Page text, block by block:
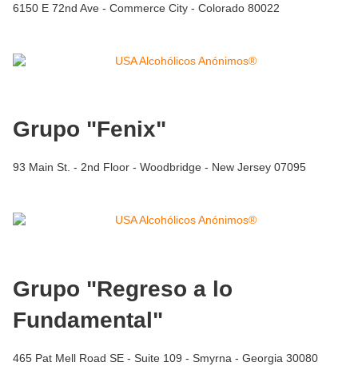
6150 E 72nd Ave - Commerce City - Colorado 80022
Grupo "Fenix"
93 Main St. - 2nd Floor - Woodbridge - New Jersey 07095
Grupo "Regreso a lo
Fundamental"
465 Pat Mell Road SE - Suite 109 - Smyrna - Georgia 30080